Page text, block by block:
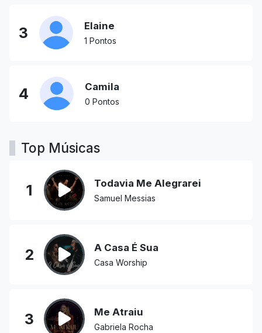
3 Elaine
1 Pontos
4 Camila
0 Pontos
Top Músicas
1 Todavia Me Alegrarei
Samuel Messias
2 A Casa É Sua
Casa Worship
3 Me Atraiu
Gabriela Rocha